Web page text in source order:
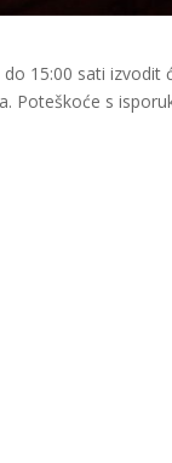
15:00 sati
Poteškoće s